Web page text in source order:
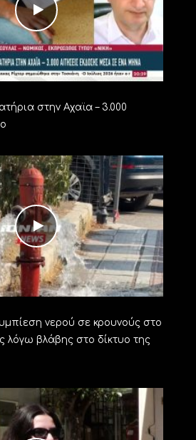
στην Αχαϊα – 3.000
νερού σε κρουνούς στο
λόγω βλάβης στο δίκτυο της